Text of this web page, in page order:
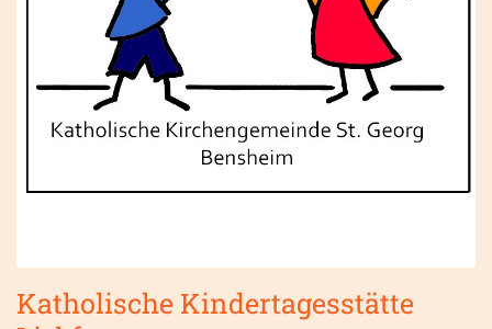
Katholische Kindertagesstätte